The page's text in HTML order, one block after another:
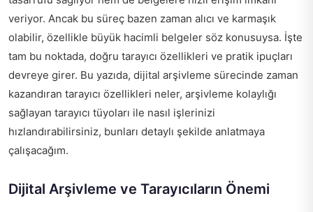
veriyor. Ancak bu süreç bazen zaman alıcı ve karmaşık
olabilir, özellikle büyük hacimli belgeler söz konusuysa. İşte
tam bu noktada, doğru tarayıcı özellikleri ve pratik ipuçları
devreye girer. Bu yazıda, dijital arşivleme sürecinde zaman
kazandıran tarayıcı özellikleri neler, arşivleme kolaylığı
sağlayan tarayıcı tüyoları ile nasıl işlerinizi
hızlandırabilirsiniz, bunları detaylı şekilde anlatmaya
çalışacağım.
Dijital Arşivleme ve Tarayıcıların Önemi